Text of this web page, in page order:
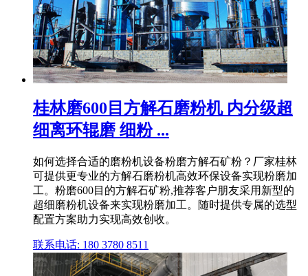
桂林磨600目方解石磨粉机 内分级超
细离环辊磨 细粉 ...
如何选择合适的磨粉机设备粉磨方解石矿粉？厂家桂林
可提供更专业的方解石磨粉机高效环保设备实现粉磨加
工。粉磨600目的方解石矿粉,推荐客户朋友采用新型的
超细磨粉机设备来实现粉磨加工。随时提供专属的选型
配置方案助力实现高效创收。
联系电话: 180 3780 8511